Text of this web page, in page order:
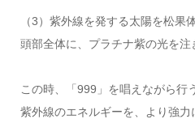
（3）紫外線を発する太陽を松果
頭部全体に、プラチナ紫の光を注
この時、「999」を唱えながら行
紫外線のエネルギーを、より強力